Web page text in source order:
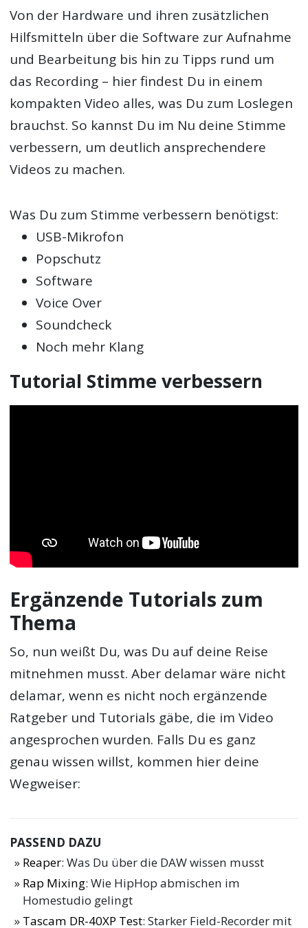
Von der Hardware und ihren zusätzlichen
Hilfsmitteln über die Software zur Aufnahme
und Bearbeitung bis hin zu Tipps rund um
das Recording – hier findest Du in einem
kompakten Video alles, was Du zum Loslegen
brauchst. So kannst Du im Nu deine Stimme
verbessern, um deutlich ansprechendere
Videos zu machen.
Was Du zum Stimme verbessern benötigst:
USB-Mikrofon
Popschutz
Software
Voice Over
Soundcheck
Noch mehr Klang
Tutorial Stimme verbessern
Ergänzende Tutorials zum
Thema
So, nun weißt Du, was Du auf deine Reise
mitnehmen musst. Aber delamar wäre nicht
delamar, wenn es nicht noch ergänzende
Ratgeber und Tutorials gäbe, die im Video
angesprochen wurden. Falls Du es ganz
genau wissen willst, kommen hier deine
Wegweiser:
PASSEND DAZU
Reaper: Was Du über die DAW wissen musst
Rap Mixing: Wie HipHop abmischen im
Homestudio gelingt
Tascam DR-40XP Test: Starker Field-Recorder mit